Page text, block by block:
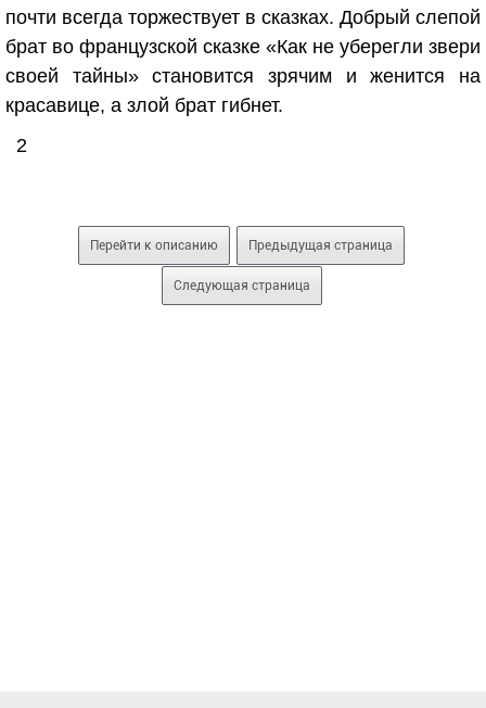
почти всегда торжествует в сказках. Добрый слепой
брат во французской сказке «Как не уберегли звери
своей тайны» становится зрячим и женится на
красавице, а злой брат гибнет.
2
Перейти к описанию Предыдущая страница
Следующая страница